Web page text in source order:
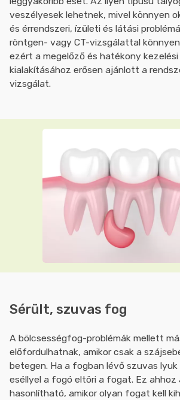
veszélyesek lehetnek, mivel könnyen
és érrendszeri, ízületi és látási
röntgen- vagy CT-vizsgálattal
ezért a megelőző és hatékony
kialakításához erősen ajánlott a
vizsgálat.
Sérült, szuvas fog
A bölcsességfog-problémák mellett
előfordulhatnak, amikor csak a
betegen. Ha a fogban lévő szuvas
eséllyel a fogó eltöri a fogat. Ez ahhoz
hasonlítható, amikor olyan fogat kell